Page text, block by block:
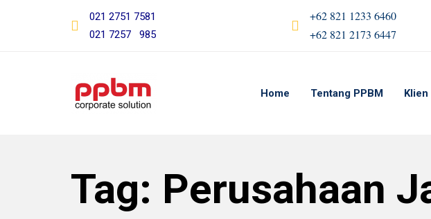
021 2751 7581
021 7257 985
+62 821 1233 6460
+62 821 2173 6447
Home Tentang PPBM Klien
Tag: Perusahaan